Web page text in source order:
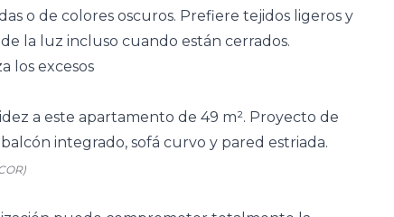
o de colores oscuros. Prefiere tejidos ligeros y
la luz incluso cuando están cerrados.
los excesos